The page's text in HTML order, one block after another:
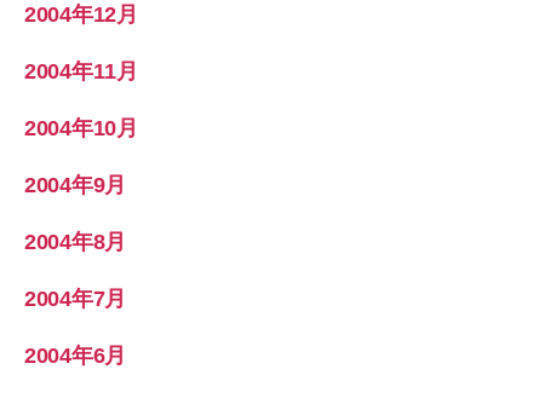
2004年12月
2004年11月
2004年10月
2004年9月
2004年8月
2004年7月
2004年6月